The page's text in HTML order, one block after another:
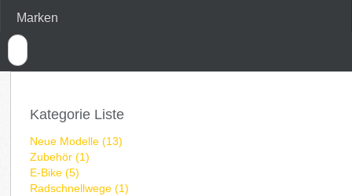
Marken
Kategorie Liste
Neue Modelle (13)
Zubehör (1)
E-Bike (5)
Radschnellwege (1)